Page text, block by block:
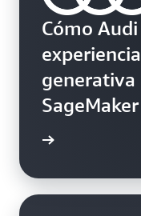
Cómo
SageMaker